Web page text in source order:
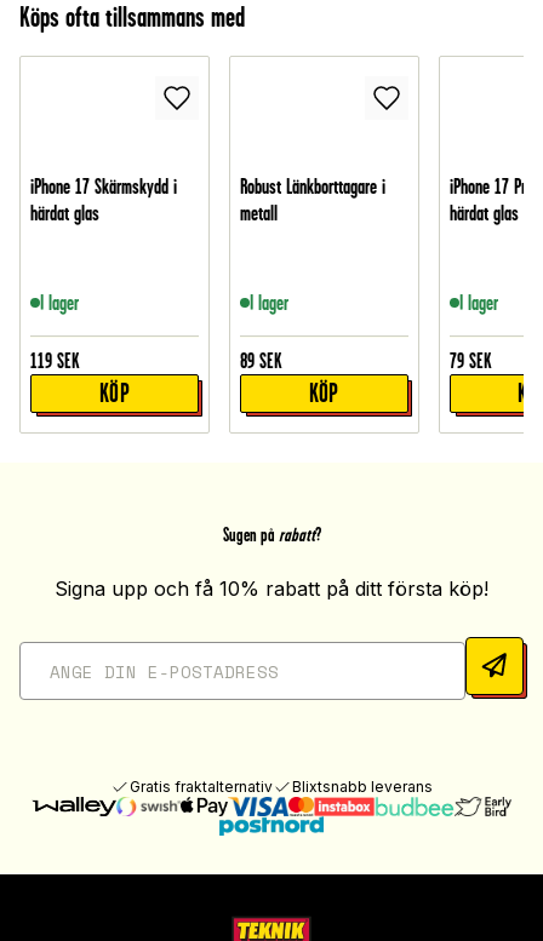
Köps ofta tillsammans med
iPhone 17 Skärmskydd i
härdat glas
I lager
119 SEK
KÖP
Robust Länkborttagare i
metall
I lager
89 SEK
KÖP
iPhone 17 Pro
härdat glas
I lager
79 SEK
Sugen på rabatt?
Signa upp och få 10% rabatt på ditt första köp!
Gratis fraktalternativ Blixtsnabb leverans